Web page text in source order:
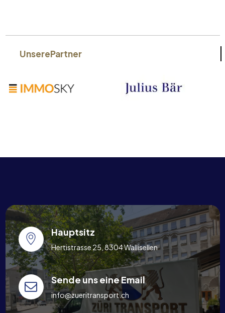
UnserePartner
Hauptsitz
Hertistrasse 25, 8304 Wallisellen
Sende uns eine Email
info@zueritransport.ch